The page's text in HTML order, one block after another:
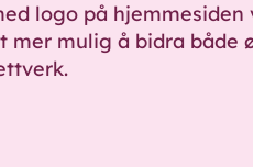
logo på hjemmesiden
mer mulig å bidra både